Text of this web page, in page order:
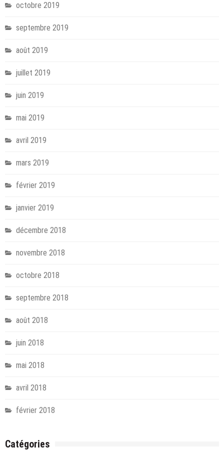
octobre 2019
septembre 2019
août 2019
juillet 2019
juin 2019
mai 2019
avril 2019
mars 2019
février 2019
janvier 2019
décembre 2018
novembre 2018
octobre 2018
septembre 2018
août 2018
juin 2018
mai 2018
avril 2018
février 2018
Catégories